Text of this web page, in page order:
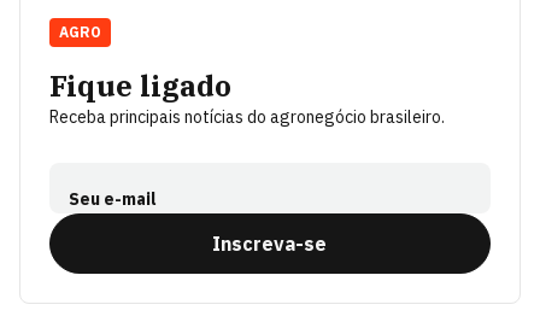
Fique ligado
Receba principais notícias do agronegócio brasileiro.
Seu e-mail
Inscreva-se
AGRO